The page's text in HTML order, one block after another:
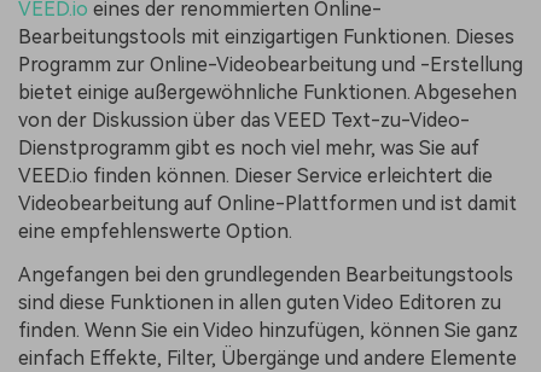
VEED.io eines der renommierten Online-
Bearbeitungstools mit einzigartigen Funktionen. Dieses
Programm zur Online-Videobearbeitung und -Erstellung
bietet einige außergewöhnliche Funktionen. Abgesehen
von der Diskussion über das VEED Text-zu-Video-
Dienstprogramm gibt es noch viel mehr, was Sie auf
VEED.io finden können. Dieser Service erleichtert die
Videobearbeitung auf Online-Plattformen und ist damit
eine empfehlenswerte Option.
Angefangen bei den grundlegenden Bearbeitungstools
sind diese Funktionen in allen guten Video Editoren zu
finden. Wenn Sie ein Video hinzufügen, können Sie ganz
einfach Effekte, Filter, Übergänge und andere Elemente